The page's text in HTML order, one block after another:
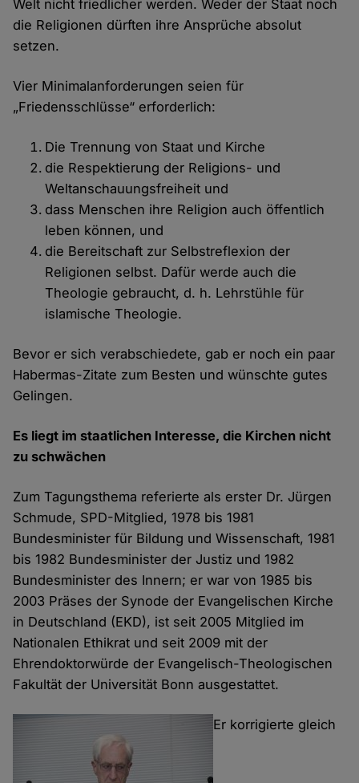
Welt nicht friedlicher werden. Weder der Staat noch
die Religionen dürften ihre Ansprüche absolut
setzen.
Vier Minimalanforderungen seien für
„Friedensschlüsse“ erforderlich:
Die Trennung von Staat und Kirche
die Respektierung der Religions- und
Weltanschauungsfreiheit und
dass Menschen ihre Religion auch öffentlich
leben können, und
die Bereitschaft zur Selbstreflexion der
Religionen selbst. Dafür werde auch die
Theologie gebraucht, d. h. Lehrstühle für
islamische Theologie.
Bevor er sich verabschiedete, gab er noch ein paar
Habermas-Zitate zum Besten und wünschte gutes
Gelingen.
Es liegt im staatlichen Interesse, die Kirchen nicht
zu schwächen
Zum Tagungsthema referierte als erster Dr. Jürgen
Schmude, SPD-Mitglied, 1978 bis 1981
Bundesminister für Bildung und Wissenschaft, 1981
bis 1982 Bundesminister der Justiz und 1982
Bundesminister des Innern; er war von 1985 bis
2003 Präses der Synode der Evangelischen Kirche
in Deutschland (EKD), ist seit 2005 Mitglied im
Nationalen Ethikrat und seit 2009 mit der
Ehrendoktorwürde der Evangelisch-Theologischen
Fakultät der Universität Bonn ausgestattet.
Er korrigierte gleich